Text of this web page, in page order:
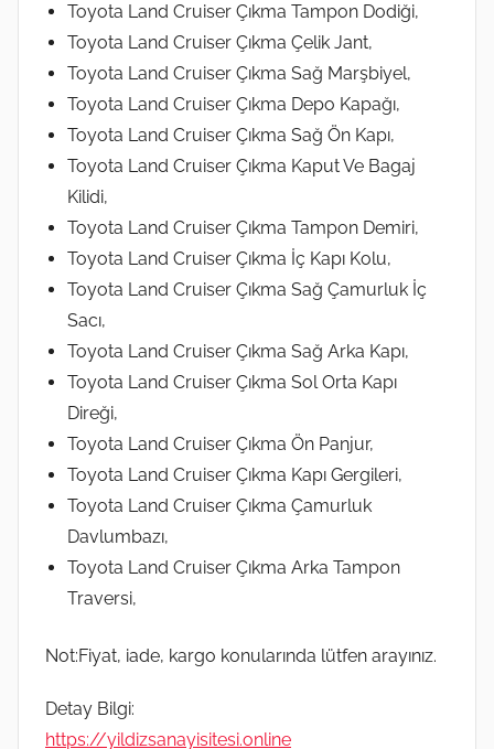
Toyota Land Cruiser Çıkma Tampon Dodiği,
Toyota Land Cruiser Çıkma Çelik Jant,
Toyota Land Cruiser Çıkma Sağ Marşbiyel,
Toyota Land Cruiser Çıkma Depo Kapağı,
Toyota Land Cruiser Çıkma Sağ Ön Kapı,
Toyota Land Cruiser Çıkma Kaput Ve Bagaj
Kilidi,
Toyota Land Cruiser Çıkma Tampon Demiri,
Toyota Land Cruiser Çıkma İç Kapı Kolu,
Toyota Land Cruiser Çıkma Sağ Çamurluk İç
Sacı,
Toyota Land Cruiser Çıkma Sağ Arka Kapı,
Toyota Land Cruiser Çıkma Sol Orta Kapı
Direği,
Toyota Land Cruiser Çıkma Ön Panjur,
Toyota Land Cruiser Çıkma Kapı Gergileri,
Toyota Land Cruiser Çıkma Çamurluk
Davlumbazı,
Toyota Land Cruiser Çıkma Arka Tampon
Traversi,
Not:Fiyat, iade, kargo konularında lütfen arayınız.
Detay Bilgi:
https://yildizsanayisitesi.online